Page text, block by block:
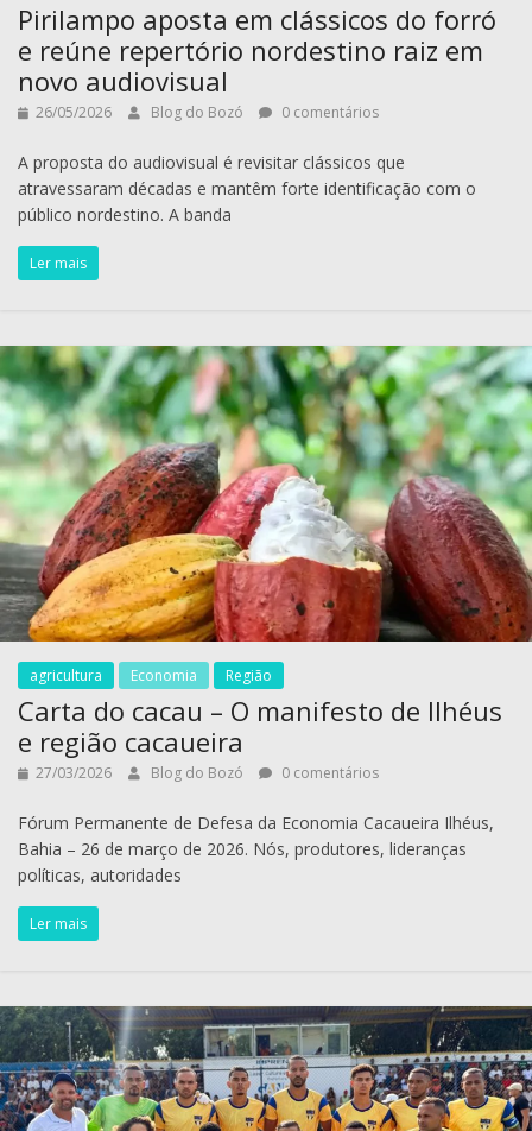
Pirilampo aposta em clássicos do forró
e reúne repertório nordestino raiz em
novo audiovisual
26/05/2026 Blog do Bozó 0 comentários
A proposta do audiovisual é revisitar clássicos que
atravessaram décadas e mantêm forte identificação com o
público nordestino. A banda
Ler mais
agricultura Economia Região
Carta do cacau – O manifesto de Ilhéus
e região cacaueira
27/03/2026 Blog do Bozó 0 comentários
Fórum Permanente de Defesa da Economia Cacaueira Ilhéus,
Bahia – 26 de março de 2026. Nós, produtores, lideranças
políticas, autoridades
Ler mais